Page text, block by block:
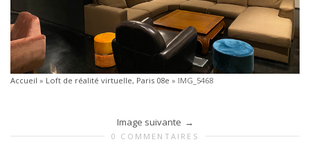
Accueil » Loft de réalité virtuelle, Paris 08e » IMG_5468
Image suivante
0 COMMENTAIRES